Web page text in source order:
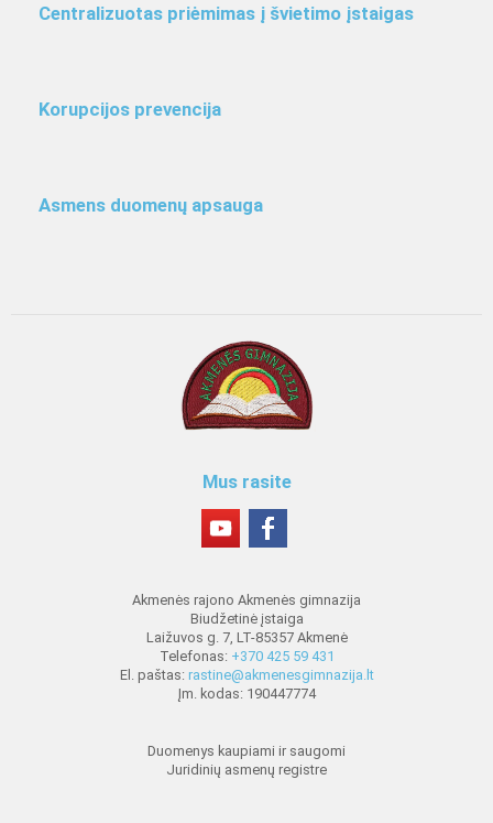
Centralizuotas priėmimas į švietimo įstaigas
Korupcijos prevencija
Asmens duomenų apsauga
Mus rasite
Akmenės rajono Akmenės gimnazija
Biudžetinė įstaiga
Laižuvos g. 7, LT-85357 Akmenė
Telefonas: +370 425 59 431
El. paštas: rastine@akmenesgimnazija.lt
Įm. kodas: 190447774
Duomenys kaupiami ir saugomi
Juridinių asmenų registre